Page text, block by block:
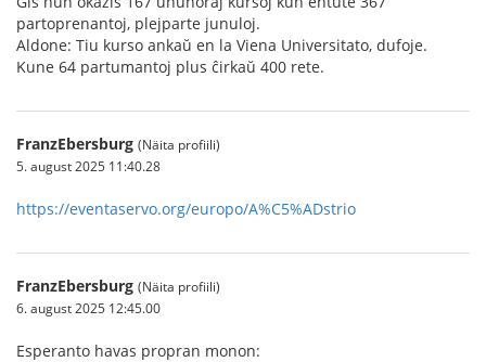
partoprenantoj, plejparte junuloj.
Aldone: Tiu kurso ankaŭ en la Viena Universitato, dufoje.
Kune 64 partumantoj plus ĉirkaŭ 400 rete.
FranzEbersburg (Näita profiili)
5. august 2025 11:40.28
https://eventaservo.org/europo/A%C5%ADstrio
FranzEbersburg (Näita profiili)
6. august 2025 12:45.00
Esperanto havas propran monon: